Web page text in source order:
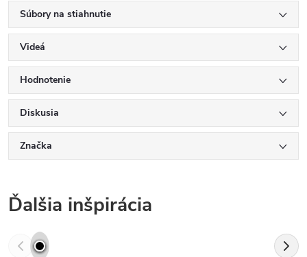
Súbory na stiahnutie
Videá
Hodnotenie
Diskusia
Značka
Ďalšia inšpirácia